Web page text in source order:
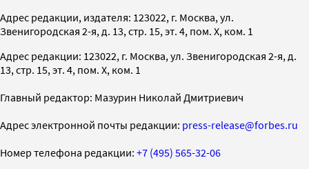
Адрес редакции, издателя: 123022, г. Москва, ул.
Звенигородская 2-я, д. 13, стр. 15, эт. 4, пом. X, ком. 1
Адрес редакции: 123022, г. Москва, ул. Звенигородская 2-я, д.
13, стр. 15, эт. 4, пом. X, ком. 1
Главный редактор: Мазурин Николай Дмитриевич
Адрес электронной почты редакции: press-release@forbes.ru
Номер телефона редакции: +7 (495) 565-32-06